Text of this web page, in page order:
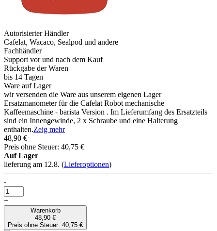
Autorisierter Händler
Cafelat, Wacaco, Sealpod und andere
Fachhändler
Support vor und nach dem Kauf
Rückgabe der Waren
bis 14 Tagen
Ware auf Lager
wir versenden die Ware aus unserem eigenen Lager
Ersatzmanometer für die Cafelat Robot mechanische
Kaffeemaschine - barista Version . Im Lieferumfang des Ersatzteils
sind ein Innengewinde, 2 x Schraube und eine Halterung
enthalten.Zeig mehr
48,90 €
Preis ohne Steuer: 40,75 €
Auf Lager
lieferung am 12.8. (Lieferoptionen)
-
+
Warenkorb
48,90 €
Preis ohne Steuer: 40,75 €